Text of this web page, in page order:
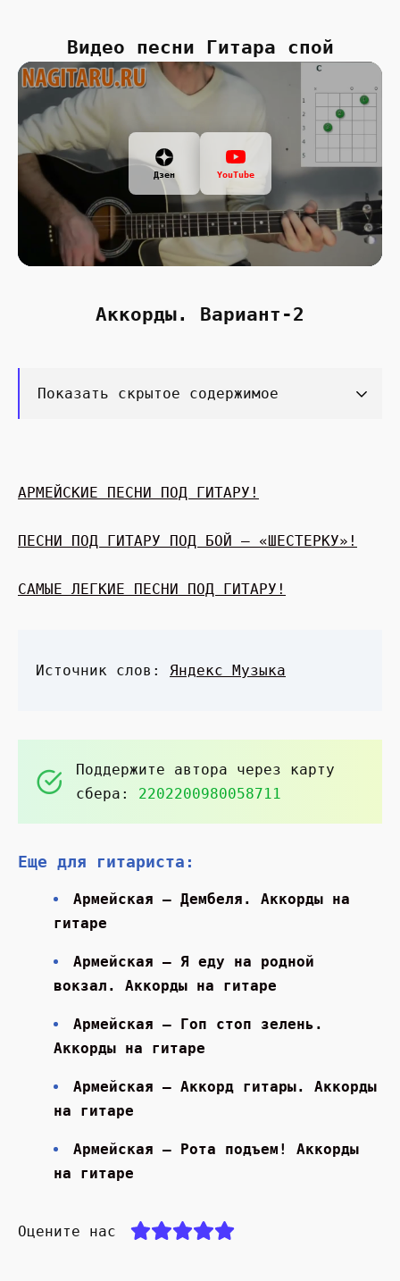
Видео песни Гитара спой
Дзен YouTube
Аккорды. Вариант-2
Показать скрытое содержимое
АРМЕЙСКИЕ ПЕСНИ ПОД ГИТАРУ!
ПЕСНИ ПОД ГИТАРУ ПОД БОЙ — «ШЕСТЕРКУ»!
САМЫЕ ЛЕГКИЕ ПЕСНИ ПОД ГИТАРУ!
Источник слов: Яндекс Музыка
Поддержите автора через карту
сбера: 2202200980058711
Еще для гитариста:
Армейская — Дембеля. Аккорды на
гитаре
Армейская — Я еду на родной
вокзал. Аккорды на гитаре
Армейская — Гоп стоп зелень.
Аккорды на гитаре
Армейская — Аккорд гитары. Аккорды
на гитаре
Армейская — Рота подъем! Аккорды
на гитаре
Оцените нас